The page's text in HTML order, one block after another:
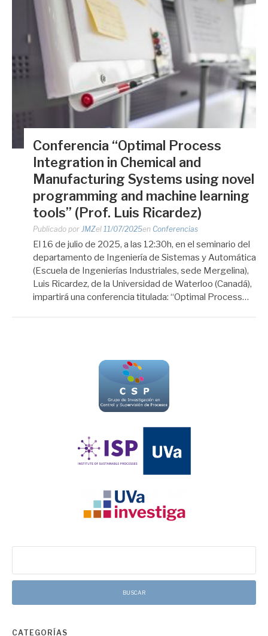
Conferencia “Optimal Process
Integration in Chemical and
Manufacturing Systems using novel
programming and machine learning
tools” (Prof. Luis Ricardez)
Publicado por JMZel 11/07/2025en Conferencias
El 16 de julio de 2025, a las 12:30h, en el seminario del
departamento de Ingeniería de Sistemas y Automática
(Escuela de Ingenierías Industriales, sede Mergelina),
Luis Ricardez, de la Universidad de Waterloo (Canadá),
impartirá una conferencia titulada: “Optimal Process…
CATEGORÍAS